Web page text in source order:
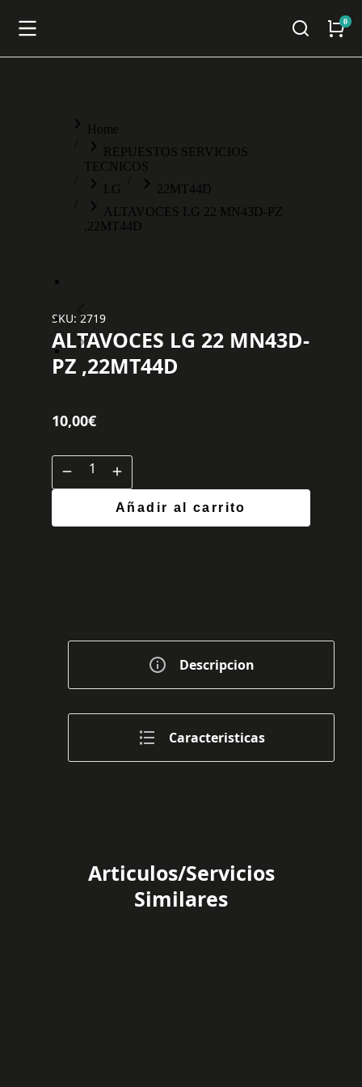
You are here:
Home
REPUESTOS SERVICIOS
TECNICOS
LG
22MT44D
ALTAVOCES LG 22 MN43D-PZ
,22MT44D
SKU: 2719
ALTAVOCES LG 22 MN43D-
PZ ,22MT44D
10,00€
Añadir al carrito
Descripcion
Caracteristicas
Articulos/Servicios
Similares